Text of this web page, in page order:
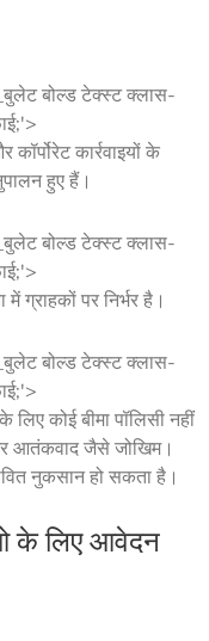
बोल्ड टेक्स्ट क्लास-
कार्रवाइयों के
हुए हैं।
बोल्ड टेक्स्ट क्लास-
ग्राहकों पर निर्भर है।
बोल्ड टेक्स्ट क्लास-
कोई बीमा पॉलिसी नहीं
आतंकवाद जैसे जोखिम।
नुकसान हो सकता है।
के लिए आवेदन